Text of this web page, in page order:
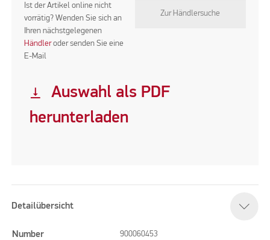
Ist der Artikel online nicht
vorrätig? Wenden Sie sich an
Ihren nächstgelegenen
Händleroder senden Sie eine
E-Mail
Zur Händlersuche
vertical_align_bottom
Auswahl als PDF
herunterladen
Detailübersicht
Number 900060453